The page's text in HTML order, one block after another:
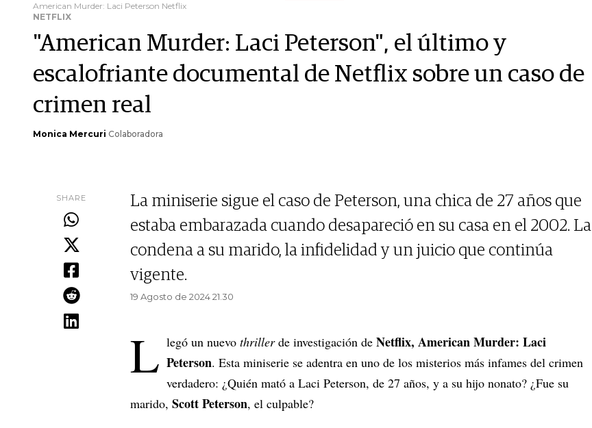
American Murder: Laci Peterson Netflix
NETFLIX
"American Murder: Laci Peterson", el último y
escalofriante documental de Netflix sobre un caso de
crimen real
Monica Mercuri Colaboradora
SHARE
La miniserie sigue el caso de Peterson, una chica de 27 años que
estaba embarazada cuando desapareció en su casa en el 2002. La
condena a su marido, la infidelidad y un juicio que continúa
vigente.
19 Agosto de 2024 21.30
L legó un nuevo thrillerde investigación de Netflix, American Murder: Laci
Peterson. Esta miniserie se adentra en uno de los misterios más infames del crimen
verdadero: ¿Quién mató a Laci Peterson, de 27 años, y a su hijo nonato? ¿Fue su
marido, Scott Peterson, el culpable?